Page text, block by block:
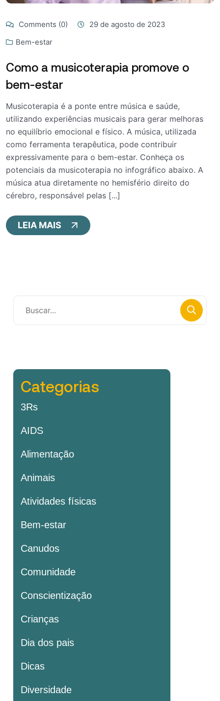
Comments (0)
29 de agosto de 2023
Bem-estar
Como a musicoterapia promove o
bem-estar
Musicoterapia é a ponte entre música e saúde,
utilizando experiências musicais para gerar melhoras
no equilíbrio emocional e físico. A música, utilizada
como ferramenta terapêutica, pode contribuir
expressivamente para o bem-estar. Conheça os
potenciais da musicoterapia no infográfico abaixo. A
música atua diretamente no hemisfério direito do
cérebro, responsável pelas [...]
LEIA MAIS
Categorias
3Rs
AIDS
Alimentação
Animais
Atividades físicas
Bem-estar
Canudos
Comunidade
Conscientização
Crianças
Dia dos pais
Dicas
Diversidade